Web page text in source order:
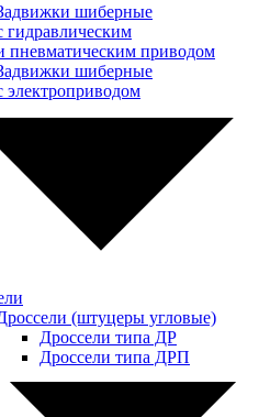
шиберные
гидравлическим
пневматическим приводом
шиберные
электроприводом
(штуцеры угловые)
Дроссели типа ДР
Дроссели типа ДРП